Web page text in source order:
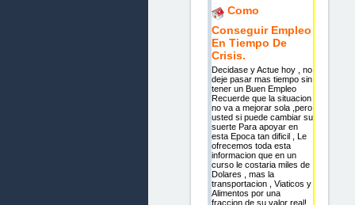
Como
Conseguir Empleo
En Tiempo De
Crisis.
Decidase y Actue hoy , no
deje pasar mas tiempo sin
tener un Buen Empleo
Recuerde que la situacion
no va a mejorar sola ,pero
usted si puede cambiar su
suerte Para apoyar en
esta Epoca tan dificil , Le
ofrecemos toda esta
informacion que en un
curso le costaria miles de
Dolares , mas la
transportacion , Viaticos y
Alimentos por una
fraccion de su valor real!